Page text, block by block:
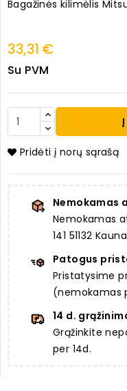
Bagažinės kilimėlis
33,31 €
Su PVM
Pridėti į norų sąrašą
Nemokamas
Nemokamas
141 51132
Patogus
Pristatysime
(nemokamas
14 d.
Grąžinkite
per 14d.